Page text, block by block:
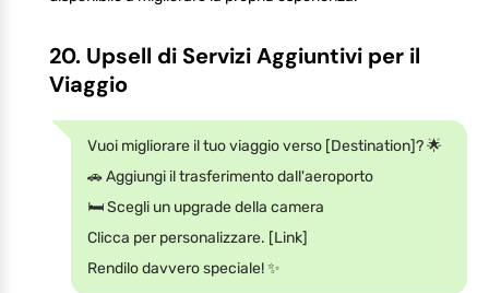
20. Upsell di Servizi Aggiuntivi per il
Viaggio
Vuoi migliorare il tuo viaggio verso [Destination]? 🌟
🚗 Aggiungi il trasferimento dall'aeroporto
🛏️ Scegli un upgrade della camera
Clicca per personalizzare. [Link]
Rendilo davvero speciale! ✨